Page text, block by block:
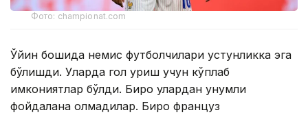
Фото: championat.com
Ўйин бошида немис футболчилари устунликка эга
бўлишди. Уларда гол уриш учун кўплаб
имкониятлар бўлди. Бироқ улардан унумли
фойдалана олмадилар. Бироқ француз